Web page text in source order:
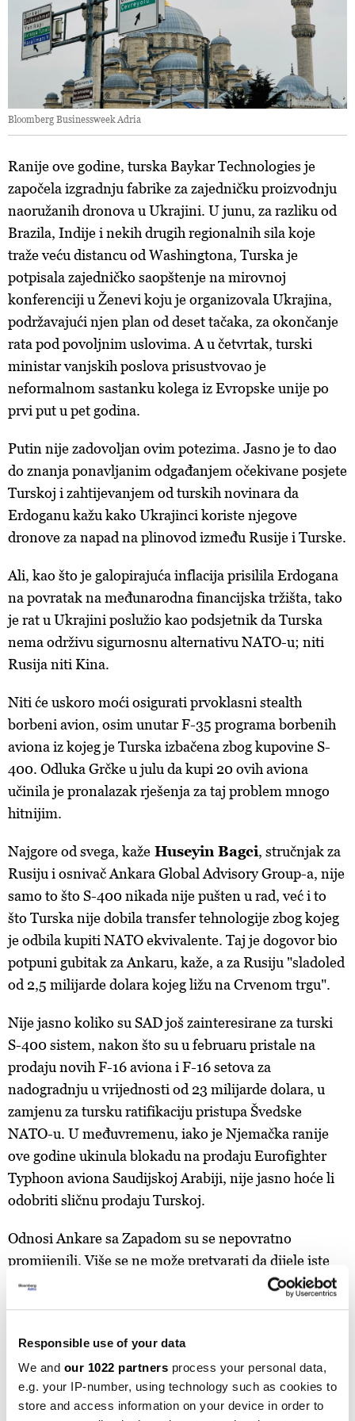
Responsible use of your data
We and our 1022 partners process your personal data,
e.g. your IP-number, using technology such as cookies to
store and access information on your device in order to
Bloomberg Businessweek Adria
Ranije ove godine, turska Baykar Technologies je
započela izgradnju fabrike za zajedničku proizvodnju
naoružanih dronova u Ukrajini. U junu, za razliku od
Brazila, Indije i nekih drugih regionalnih sila koje
traže veću distancu od Washingtona, Turska je
potpisala zajedničko saopštenje na mirovnoj
konferenciji u Ženevi koju je organizovala Ukrajina,
podržavajući njen plan od deset tačaka, za okončanje
rata pod povoljnim uslovima. A u četvrtak, turski
ministar vanjskih poslova prisustvovao je
neformalnom sastanku kolega iz Evropske unije po
prvi put u pet godina.
Putin nije zadovoljan ovim potezima. Jasno je to dao
do znanja ponavljanim odgađanjem očekivane posjete
Turskoj i zahtijevanjem od turskih novinara da
Erdoganu kažu kako Ukrajinci koriste njegove
dronove za napad na plinovod između Rusije i Turske.
Ali, kao što je galopirajuća inflacija prisilila Erdogana
na povratak na međunarodna financijska tržišta, tako
je rat u Ukrajini poslužio kao podsjetnik da Turska
nema održivu sigurnosnu alternativu NATO-u; niti
Rusija niti Kina.
Niti će uskoro moći osigurati prvoklasni stealth
borbeni avion, osim unutar F-35 programa borbenih
aviona iz kojeg je Turska izbačena zbog kupovine S-
400. Odluka Grčke u julu da kupi 20 ovih aviona
učinila je pronalazak rješenja za taj problem mnogo
hitnijim.
Najgore od svega, kaže Huseyin Bagci, stručnjak za
Rusiju i osnivač Ankara Global Advisory Group-a, nije
samo to što S-400 nikada nije pušten u rad, već i to
što Turska nije dobila transfer tehnologije zbog kojeg
je odbila kupiti NATO ekvivalente. Taj je dogovor bio
potpuni gubitak za Ankaru, kaže, a za Rusiju "sladoled
od 2,5 milijarde dolara kojeg ližu na Crvenom trgu".
Nije jasno koliko su SAD još zainteresirane za turski
S-400 sistem, nakon što su u februaru pristale na
prodaju novih F-16 aviona i F-16 setova za
nadogradnju u vrijednosti od 23 milijarde dolara, u
zamjenu za tursku ratifikaciju pristupa Švedske
NATO-u. U međuvremenu, iako je Njemačka ranije
ove godine ukinula blokadu na prodaju Eurofighter
Typhoon aviona Saudijskoj Arabiji, nije jasno hoće li
odobriti sličnu prodaju Turskoj.
Odnosi Ankare sa Zapadom su se nepovratno
promijenili. Više se ne može pretvarati da dijele iste
vrijednosti, dok Erdogan nastavlja zatvarati novinare i
MAGA postojala.
Ali, transakcionalni odnos i dalje zahtijeva
transakcije. Evropa također mora prevazići